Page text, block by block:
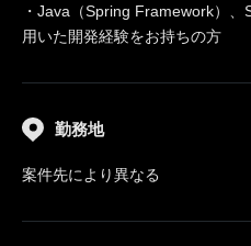
・Java（Spring Framework）
用いた開発経験をお持ちの方
勤務地
案件先により異なる